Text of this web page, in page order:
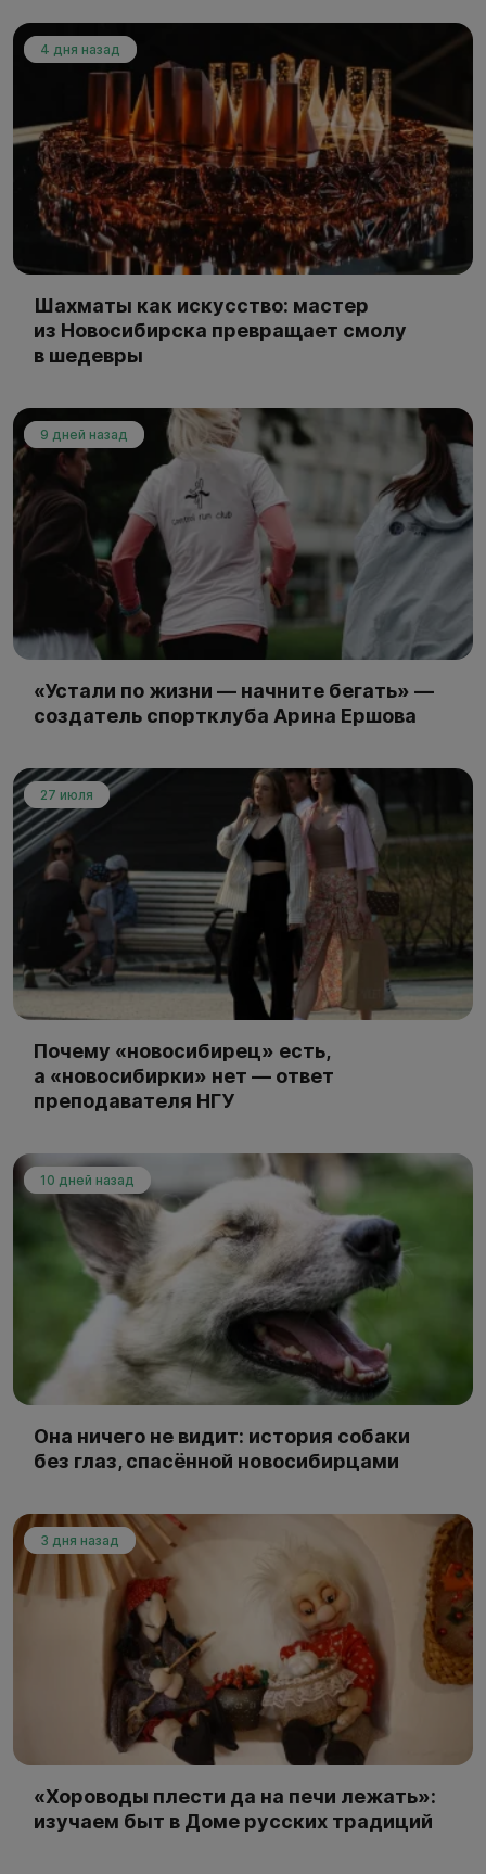
4 дня назад
Шахматы как искусство: мастер
из Новосибирска превращает смолу
в шедевры
9 дней назад
«Устали по жизни — начните бегать» —
создатель спортклуба Арина Ершова
27 июля
Почему «новосибирец» есть,
а «новосибирки» нет — ответ
преподавателя НГУ
10 дней назад
Она ничего не видит: история собаки
без глаз, спасённой новосибирцами
3 дня назад
«Хороводы плести да на печи лежать»:
изучаем быт в Доме русских традиций